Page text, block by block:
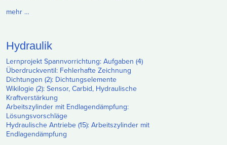
mehr …
Hydraulik
Lernprojekt Spannvorrichtung: Aufgaben (4)
Überdruckventil: Fehlerhafte Zeichnung
Dichtungen (2): Dichtungselemente
Wikilogie (2): Sensor, Carbid, Hydraulische
Kraftverstärkung
Arbeitszylinder mit Endlagendämpfung:
Lösungsvorschläge
Hydraulische Antriebe (15): Arbeitszylinder mit
Endlagendämpfung